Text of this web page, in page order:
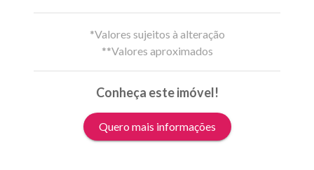
*Valores sujeitos à alteração
**Valores aproximados
Conheça este imóvel!
Quero mais informações